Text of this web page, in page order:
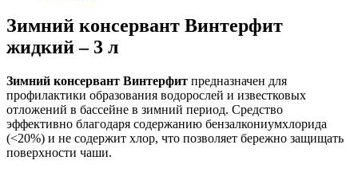
Зимний консервант Винтерфит
жидкий – 3 л
Зимний консервант Винтерфит предназначен для
профилактики образования водорослей и известковых
отложений в бассейне в зимний период. Средство
эффективно благодаря содержанию бензалкониумхлорида
(<20%) и не содержит хлор, что позволяет бережно защищать
поверхности чаши.